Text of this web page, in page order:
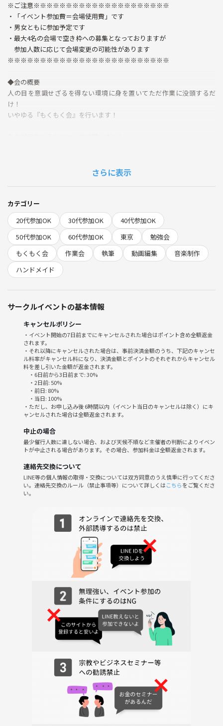
※ご注意※※※※※※※※※※※※※※※※※※※※※
・「イベント参加費＝会場使用費」です
・男女ともに参加予定です
・最大4名の会場で空き枠への募集となっておりますが
参加人数に応じて会場変更の可能性があります
※※※※※※※※※※※※※※※※※※※※※※※※※
◆会の概要
人の目を意識せざるを得ない環境に身を置いてただ作業に没頭するだ
け！
いやゆる『もくもく会』を行います！
学校の勉強、資格の勉強、動画編集、作曲、執筆、編み物なんなら家計
募集主はひたすらPCで物語の執筆など、文章作成を行います
◆タイムテーブル
以前は1時間おき位に休憩を入れていましたが最近は参加者が集まった
タイミングで軽く自己紹介を行う小休止を入れる程度です。
その後は終了時刻まで参加者皆様のペースに任せて作業と休憩を取って
いただいています。
◆作業
ただ黙々と作業するのみ
集中力が切れたらストレッチしたり周辺を歩いてくるなど各自で対応し
てください
無為な雑談は控えましょう
※だらだらしなければよいので作業を継続しながら世間話くらいはOK
さらに表示
カテゴリー
20代参加OK
30代参加OK
40代参加OK
50代参加OK
60代参加OK 東京
勉強会
もくもく会
作業会 執筆 動画編集
音楽制作
ハンドメイド
サークルイベントの基本情報
キャンセルポリシー
・イベント開始の7日前までにキャンセルされた場合はポイント含め全額返金
されます。
・それ以降にキャンセルされた場合は、事前決済金額のうち、下記のキャンセ
ル料率がキャンセル料になり、決済金額とポイントのそれぞれからキャンセル
料を差し引いた金額が返金されます。
・6日前から3日前まで: 30%
・2日前: 50%
・前日: 80%
・当日: 100%
・ただし、お申し込み後 6時間以内（イベント当日のキャンセルは除く）にキ
ャンセルされた場合は全額返金されます。
中止の場合
最少催行人数に達しない場合、および天候不順など主催者の判断によりイベン
トが中止される場合があります。その場合、参加料金は全額返金されます。
連絡先交換について
LINE等の個人情報の取得・交換については双方同意のうえ慎重に行ってくださ
い。連絡先交換のルール（禁止事項等）について詳しくはこちらをご覧くださ
い。